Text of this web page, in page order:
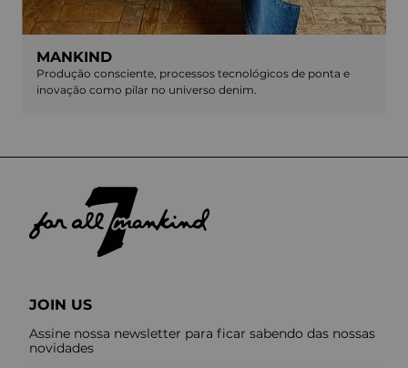
MANKIND
Produção consciente, processos tecnológicos de ponta e
inovação como pilar no universo denim.
JOIN US
Assine nossa newsletter para ficar sabendo das nossas
novidades